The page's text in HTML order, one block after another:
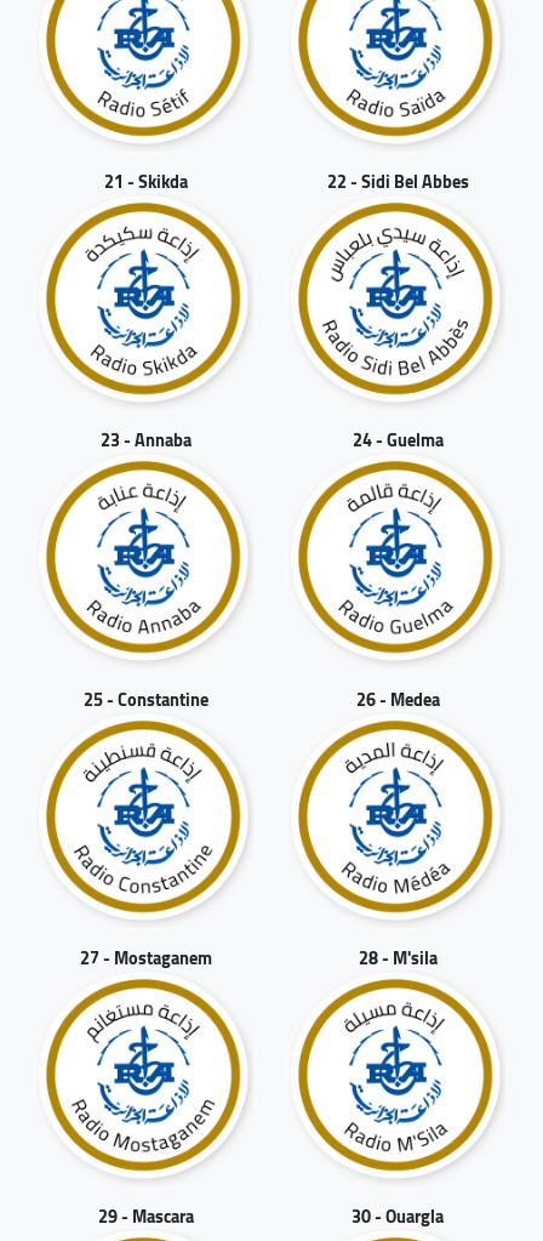
21 - Skikda 22 - Sidi Bel Abbes
23 - Annaba 24 - Guelma
25 - Constantine 26 - Medea
27 - Mostaganem 28 - M'sila
29 - Mascara 30 - Ouargla